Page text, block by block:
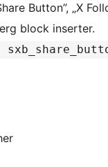
Button”, „X
block inserter.